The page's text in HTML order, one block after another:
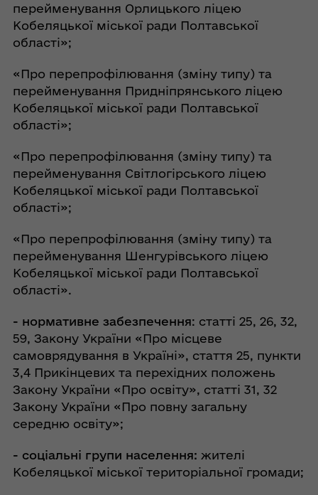
перейменування Орлицького ліцею
Кобеляцької міської ради Полтавської
області»;
«Про перепрофілювання (зміну типу) та
перейменування Придніпрянського ліцею
Кобеляцької міської ради Полтавської
області»;
«Про перепрофілювання (зміну типу) та
перейменування Світлогірського ліцею
Кобеляцької міської ради Полтавської
області»;
«Про перепрофілювання (зміну типу) та
перейменування Шенгурівського ліцею
Кобеляцької міської ради Полтавської
області».
- нормативне забезпечення: статті 25, 26, 32,
59, Закону України «Про місцеве
самоврядування в Україні», стаття 25, пункти
3,4 Прикінцевих та перехідних положень
Закону України «Про освіту», статті 31, 32
Закону України «Про повну загальну
середню освіту»;
- соціальні групи населення: жителі
Кобеляцької міської територіальної громади;